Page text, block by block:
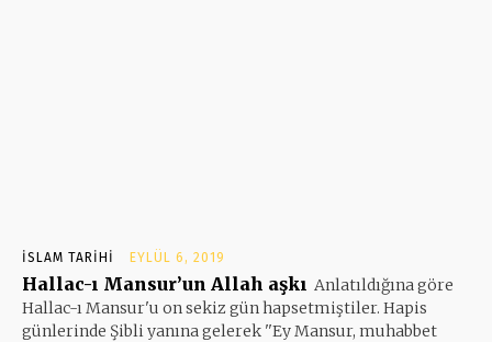
İSLAM TARIHI EYLÜL 6, 2019
Hallac-ı Mansur’un Allah aşkı Anlatıldığına göre
Hallac-ı Mansur'u on sekiz gün hapsetmiştiler. Hapis
günlerinde Şibli yanına gelerek ''Ey Mansur, muhabbet